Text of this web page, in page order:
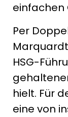
einfachen
Per
HSG-
hielt. Für
eine von